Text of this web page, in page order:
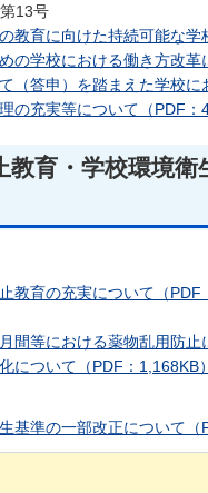
13号
教育に向けた持続可能な学
の学校における働き方改革
（答申）を踏まえた学校に
の充実等について（PDF：
教育・学校環境衛
教育の充実について（PDF
間等における薬物乱用防止
について（PDF：1,168KB）
基準の一部改正について（